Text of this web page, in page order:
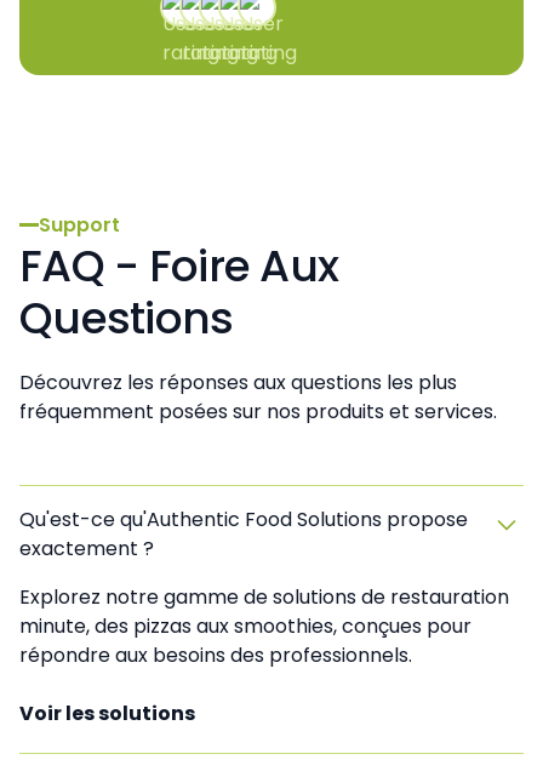
Support
FAQ - Foire Aux
Questions
Découvrez les réponses aux questions les plus
fréquemment posées sur nos produits et services.
Qu'est-ce qu'Authentic Food Solutions propose
exactement ?
Explorez notre gamme de solutions de restauration
minute, des pizzas aux smoothies, conçues pour
répondre aux besoins des professionnels.
Voir les solutions